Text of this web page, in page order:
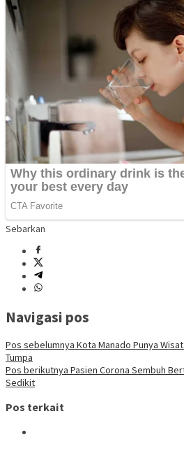
Sebarkan
Navigasi pos
Pos sebelumnya Kota Manado Punya
Tumpa
Pos berikutnya Pasien Corona Sembuh
Sedikit
Pos terkait